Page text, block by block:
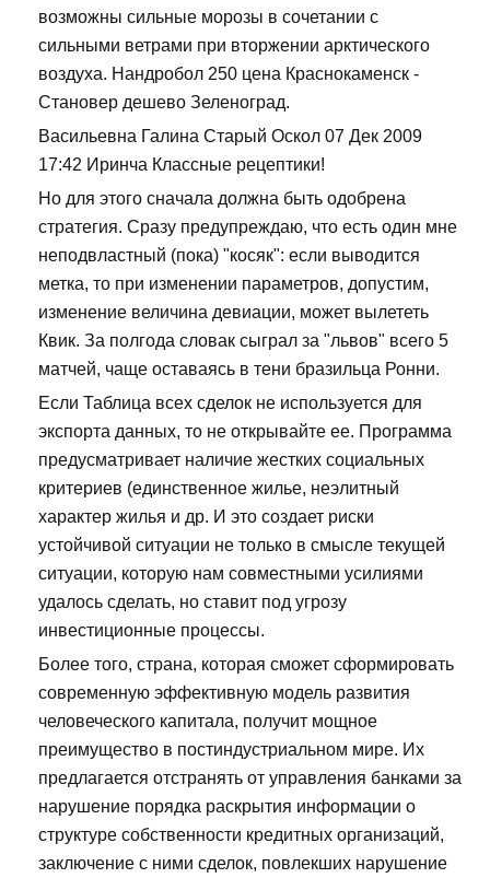
возможны сильные морозы в сочетании с
сильными ветрами при вторжении арктического
воздуха. Нандробол 250 цена Краснокаменск -
Становер дешево Зеленоград.
Васильевна Галина Старый Оскол 07 Дек 2009
17:42 Иринча Классные рецептики!
Но для этого сначала должна быть одобрена
стратегия. Сразу предупреждаю, что есть один мне
неподвластный (пока) "косяк": если выводится
метка, то при изменении параметров, допустим,
изменение величина девиации, может вылететь
Квик. За полгода словак сыграл за "львов" всего 5
матчей, чаще оставаясь в тени бразильца Ронни.
Если Таблица всех сделок не используется для
экспорта данных, то не открывайте ее. Программа
предусматривает наличие жестких социальных
критериев (единственное жилье, неэлитный
характер жилья и др. И это создает риски
устойчивой ситуации не только в смысле текущей
ситуации, которую нам совместными усилиями
удалось сделать, но ставит под угрозу
инвестиционные процессы.
Более того, страна, которая сможет сформировать
современную эффективную модель развития
человеческого капитала, получит мощное
преимущество в постиндустриальном мире. Их
предлагается отстранять от управления банками за
нарушение порядка раскрытия информации о
структуре собственности кредитных организаций,
заключение с ними сделок, повлекших нарушение